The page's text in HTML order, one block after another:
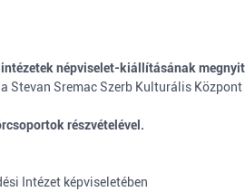
népviselet-kiállításának
Sremac Szerb Kulturális Központ
részvételével.
Intézet képviseletében